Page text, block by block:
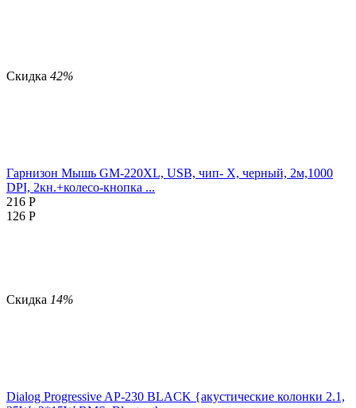
Скидка 42%
Гарнизон Мышь GM-220XL, USB, чип- Х, черный, 2м,1000
DPI, 2кн.+колесо-кнопка ...
216 Р
126 Р
Скидка 14%
Dialog Progressive AP-230 BLACK {акустические колонки 2.1,